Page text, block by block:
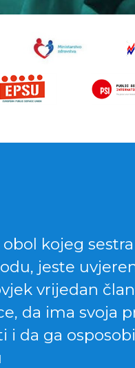
kojeg
jeste
vrijedan
da ima svoja
i da ga